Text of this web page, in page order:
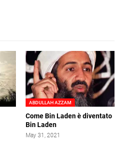
ABDULLAH AZZAM
Come Bin Laden è diventato
Bin Laden
May 31, 2021